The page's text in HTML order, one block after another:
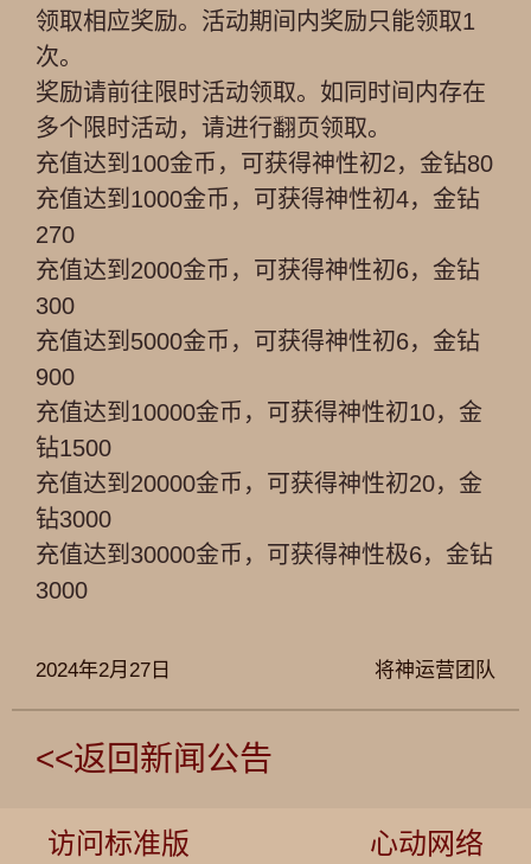
领取相应奖励。活动期间内奖励只能领取1
次。
奖励请前往限时活动领取。如同时间内存在
多个限时活动，请进行翻页领取。
充值达到100金币，可获得神性初2，金钻80
充值达到1000金币，可获得神性初4，金钻
270
充值达到2000金币，可获得神性初6，金钻
300
充值达到5000金币，可获得神性初6，金钻
900
充值达到10000金币，可获得神性初10，金
钻1500
充值达到20000金币，可获得神性初20，金
钻3000
充值达到30000金币，可获得神性极6，金钻
3000
将神运营团队
2024年2月27日
<<返回新闻公告
访问标准版 心动网络